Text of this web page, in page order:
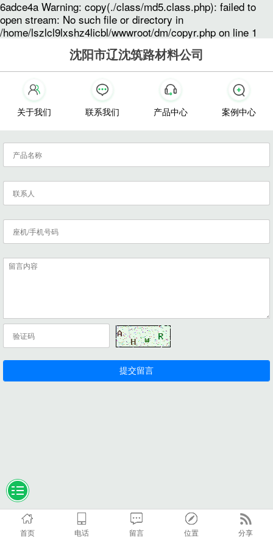
6adce4a Warning: copy(./class/md5.class.php): failed to
open stream: No such file or directory in
/home/lszlcl9lxshz4licbl/wwwroot/dm/copyr.php on line 1
沈阳市辽沈筑路材料公司
关于我们 联系我们 产品中心 案例中心
首页 电话 留言 位置 分享